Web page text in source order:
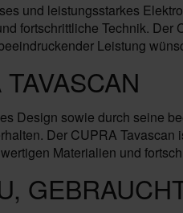
und leistungsstarkes
fortschrittliche Technik.
Leistung
Design sowie durch seine
Der CUPRA
Materialien und